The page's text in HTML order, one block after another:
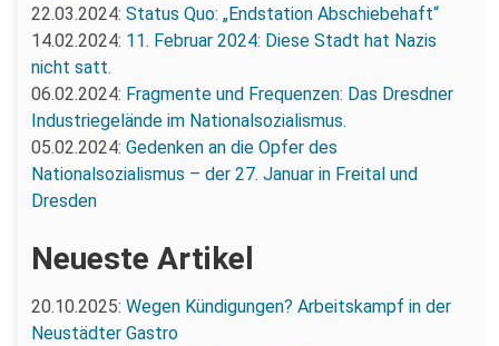
22.03.2024: Status Quo: „Endstation Abschiebehaft“
14.02.2024: 11. Februar 2024: Diese Stadt hat Nazis
nicht satt.
06.02.2024: Fragmente und Frequenzen: Das Dresdner
Industriegelände im Nationalsozialismus.
05.02.2024: Gedenken an die Opfer des
Nationalsozialismus – der 27. Januar in Freital und
Dresden
Neueste Artikel
20.10.2025: Wegen Kündigungen? Arbeitskampf in der
Neustädter Gastro